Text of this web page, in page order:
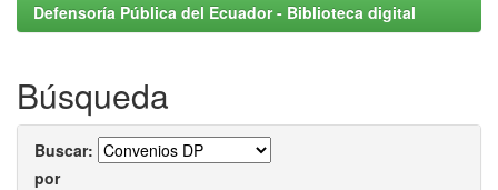
Defensoría Pública del Ecuador - Biblioteca digital
Búsqueda
Buscar:
por